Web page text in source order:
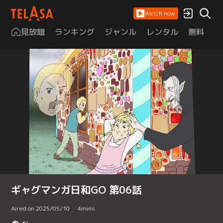
Watch now
見放題 ランキング ジャンル レンタル 無料
ギャグマンガ日和GO 第06話
Aired on 2025/05/10 4mins